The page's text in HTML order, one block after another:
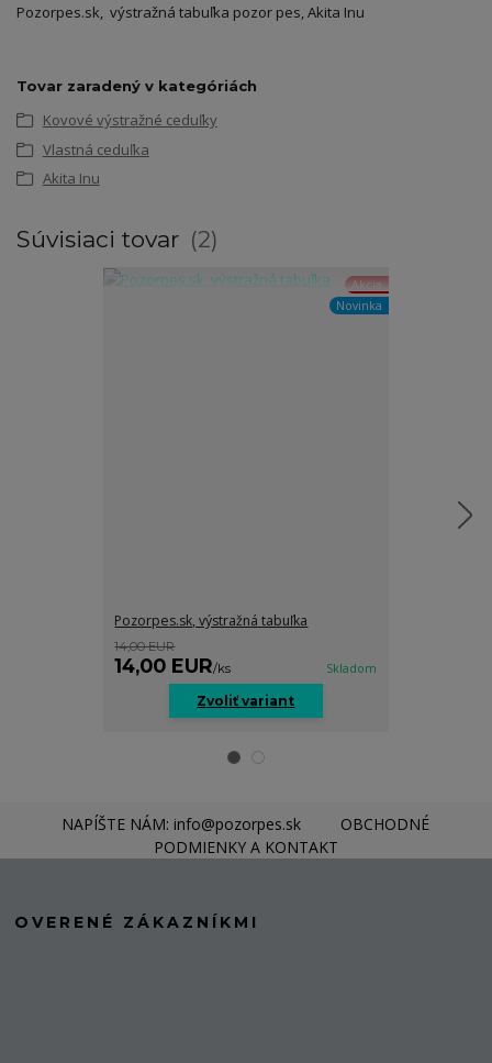
Pozorpes.sk, výstražná tabuľka pozor pes, Akita Inu
Tovar zaradený v kategóriách
Kovové výstražné ceduľky
Vlastná ceduľka
Akita Inu
Súvisiaci tovar 2
Akcia
Novinka
Pozorpes.sk, výstražná tabuľka
14,00 EUR
14,00 EUR/ks Skladom
Zvoliť variant
NAPÍŠTE NÁM: info@pozorpes.sk
OBCHODNÉ
PODMIENKY A KONTAKT
OVERENÉ ZÁKAZNÍKMI